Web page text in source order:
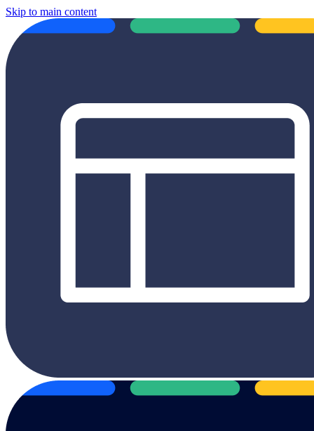
Skip to main content